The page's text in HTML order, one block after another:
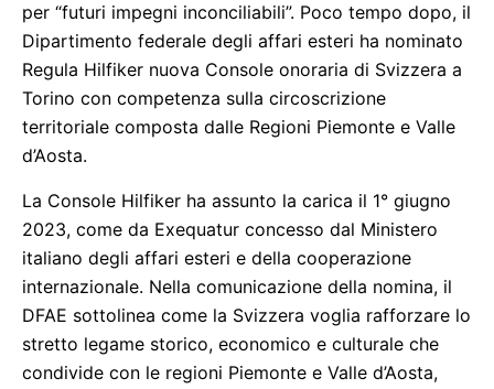
per “futuri impegni inconciliabili”. Poco tempo dopo, il
Dipartimento federale degli affari esteri ha nominato
Regula Hilfiker nuova Console onoraria di Svizzera a
Torino con competenza sulla circoscrizione
territoriale composta dalle Regioni Piemonte e Valle
d’Aosta.
La Console Hilfiker ha assunto la carica il 1° giugno
2023, come da Exequatur concesso dal Ministero
italiano degli affari esteri e della cooperazione
internazionale. Nella comunicazione della nomina, il
DFAE sottolinea come la Svizzera voglia rafforzare lo
stretto legame storico, economico e culturale che
condivide con le regioni Piemonte e Valle d’Aosta,